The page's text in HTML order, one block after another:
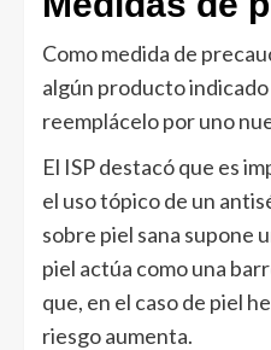
Como medida de
algún producto
reemplácelo por uno
El ISP destacó que es
el uso tópico de un
sobre piel sana supone
piel actúa como una
que, en el caso de piel
riesgo aumenta.